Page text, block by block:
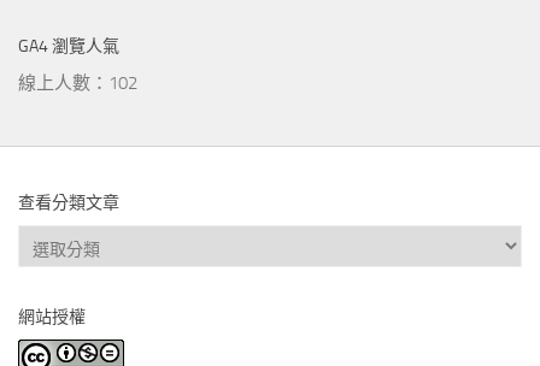
GA4 瀏覽人氣
線上人數：102
查看分類文章
查
看
類
文
網站授權